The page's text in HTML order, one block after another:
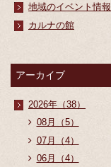
地域のイベント情報
カルナの館
アーカイブ
2026年（38）
08月（5）
07月（4）
06月（4）